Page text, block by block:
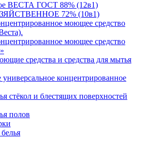
ВЕСТА ГОСТ 88% (12в1)
72% (10в1)
моющее средство
моющее средство
средства и средства для мытья
концентрированное
стёкол и блестящих поверхностей
полов